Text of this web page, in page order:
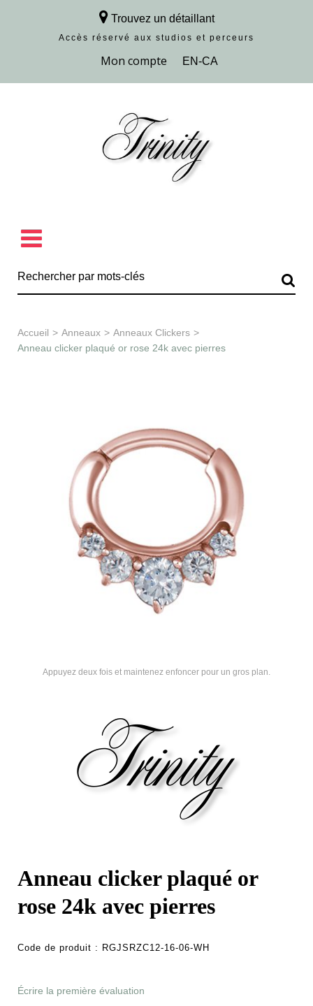
Trouvez un détaillant
Accès réservé aux studios et perceurs
Découvrir la collection
Accueil > Anneaux > Anneaux Clickers >
Anneau clicker plaqué or rose 24k avec pierres
Appuyez deux fois et maintenez enfoncer pour un gros plan.
Anneau clicker plaqué or
rose 24k avec pierres
Code de produit : RGJSRZC12-16-06-WH
Écrire la première évaluation